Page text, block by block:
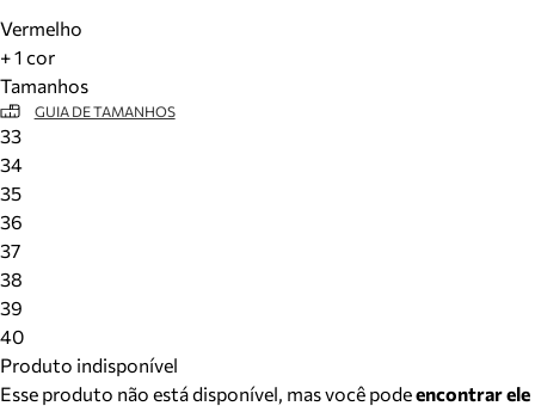
Vermelho
+ 1 cor
Tamanhos
GUIA DE TAMANHOS
33
34
35
36
37
38
39
40
Produto indisponível
Esse produto não está disponível, mas você podeencontrar ele